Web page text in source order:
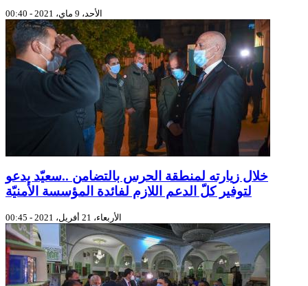
الأحد، 9 ماي، 2021 - 00:40
خلال زيارته لمنطقة الحرس بالتضامن ..سعيّد يدعو
لتوفير كلّ الدعم اللازم لفائدة المؤسسة الأمنيّة
الأربعاء، 21 أفريل، 2021 - 00:45